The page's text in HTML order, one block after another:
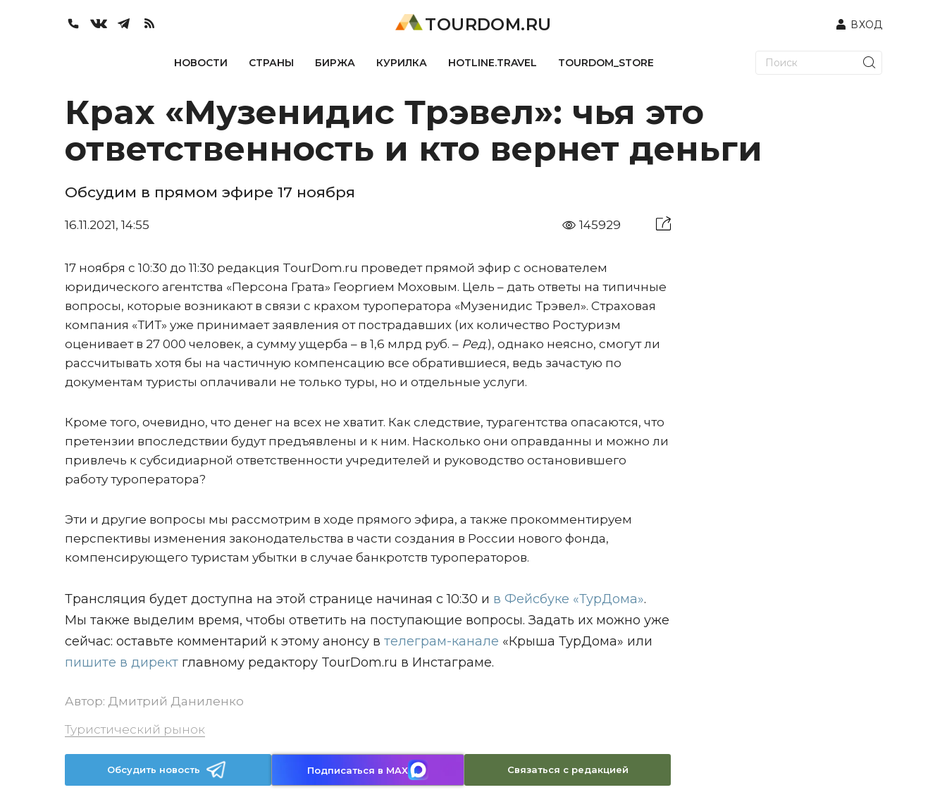
TOURDOM.RU ВХОД
НОВОСТИ СТРАНЫ БИРЖА КУРИЛКА HOTLINE.TRAVEL TOURDOM_STORE
Крах «Музенидис Трэвел»: чья это
ответственность и кто вернет деньги
Обсудим в прямом эфире 17 ноября
16.11.2021, 14:55 145929
17 ноября с 10:30 до 11:30 редакция TourDom.ru проведет прямой эфир с основателем
юридического агентства «Персона Грата» Георгием Моховым. Цель – дать ответы на типичные
вопросы, которые возникают в связи с крахом туроператора «Музенидис Трэвел». Страховая
компания «ТИТ» уже принимает заявления от пострадавших (их количество Ростуризм
оценивает в 27 000 человек, а сумму ущерба – в 1,6 млрд руб. – Ред.), однако неясно, смогут ли
рассчитывать хотя бы на частичную компенсацию все обратившиеся, ведь зачастую по
документам туристы оплачивали не только туры, но и отдельные услуги.
Кроме того, очевидно, что денег на всех не хватит. Как следствие, турагентства опасаются, что
претензии впоследствии будут предъявлены и к ним. Насколько они оправданны и можно ли
привлечь к субсидиарной ответственности учредителей и руководство остановившего
работу туроператора?
Эти и другие вопросы мы рассмотрим в ходе прямого эфира, а также прокомментируем
перспективы изменения законодательства в части создания в России нового фонда,
компенсирующего туристам убытки в случае банкротств туроператоров.
Трансляция будет доступна на этой странице начиная с 10:30 и в Фейсбуке «ТурДома».
Мы также выделим время, чтобы ответить на поступающие вопросы. Задать их можно уже
сейчас: оставьте комментарий к этому анонсу в телеграм-канале «Крыша ТурДома» или
пишите в директ главному редактору TourDom.ru в Инстаграме.
Автор: Дмитрий Даниленко
Туристический рынок
Обсудить новость Подписаться в MAX Связаться с редакцией